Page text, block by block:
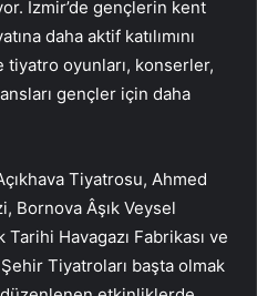
İzmir’de gençlerin kent
daha aktif katılımını
oyunları, konserler,
gençler için daha
Tiyatrosu, Ahmed
Bornova Âşık Veysel
Havagazı Fabrikası ve
Tiyatroları başta olmak